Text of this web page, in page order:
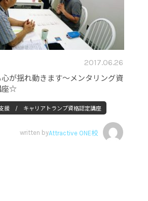
2017.06.26
心が揺れ動きます～メンタリング資
座☆
援 / キャリアトランプ資格認定講座
written byAttractive ONE校